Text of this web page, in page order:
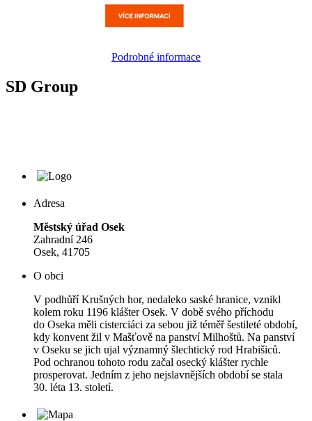
Podrobné informace
SD Group
Adresa
Městský úřad Osek
Zahradní 246
Osek, 41705
O obci
V podhůří Krušných hor, nedaleko saské hranice, vznikl
kolem roku 1196 klášter Osek. V době svého příchodu
do Oseka měli cisterciáci za sebou již téměř šestileté období,
kdy konvent žil v Mašťově na panství Milhoštů. Na panství
v Oseku se jich ujal významný šlechtický rod Hrabišiců.
Pod ochranou tohoto rodu začal osecký klášter rychle
prosperovat. Jedním z jeho nejslavnějších období se stala
30. léta 13. století.